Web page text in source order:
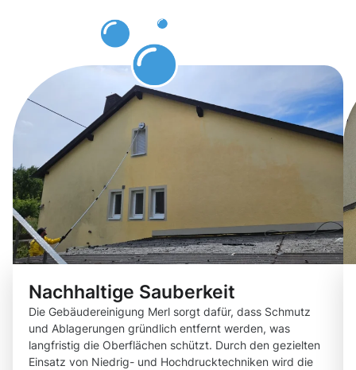
Nachhaltige Sauberkeit
Die Gebäudereinigung Merl sorgt dafür, dass Schmutz
und Ablagerungen gründlich entfernt werden, was
langfristig die Oberflächen schützt. Durch den gezielten
Einsatz von Niedrig- und Hochdrucktechniken wird die